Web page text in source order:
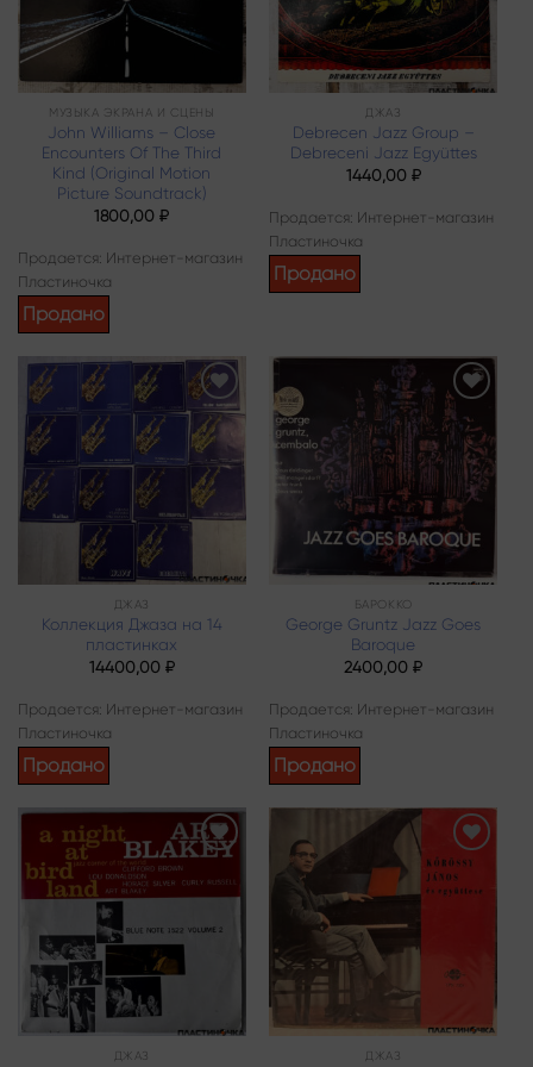
МУЗЫКА ЭКРАНА И СЦЕНЫ
John Williams – Close
Encounters Of The Third
Kind (Original Motion
Picture Soundtrack)
1800,00₽
Продается: Интернет-магазин
Пластиночка
Продано
ДЖАЗ
Debrecen Jazz Group –
Debreceni Jazz Együttes
1440,00 ₽
Продается: Интернет-магазин
Пластиночка
Продано
Add to
wishlist
ДЖАЗ
Коллекция Джаза на 14
пластинках
14400,00 ₽
Продается: Интернет-магазин
Пластиночка
Продано
Add to
wishlist
БАРОККО
George Gruntz Jazz Goes
Baroque
2400,00₽
Продается: Интернет-магазин
Пластиночка
Продано
wishlist
ДЖАЗ
Add to
wishlist
ДЖАЗ